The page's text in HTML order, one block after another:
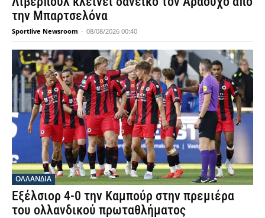
την Μπαρτσελόνα
Sportlive Newsroom - 08/08/2026 00:40
OΛΛΑΝΔΊΑ
Εξέλσιορ 4-0 την Καμπούρ στην πρεμιέρα
του ολλανδικού πρωταθλήματος